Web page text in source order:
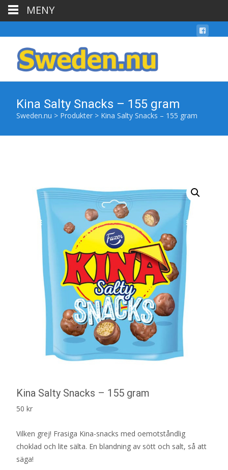
Kina Salty Snacks – 155 gram
Sweden.nu > Produkter > Kina Salty Snacks – 155 gram
Kina Salty Snacks – 155 gram
50 kr
Vilken grej! Frasiga Kina-snacks med oemotståndlig
choklad och lite sälta. En blandning av sött och salt, så att
säga!
MENY